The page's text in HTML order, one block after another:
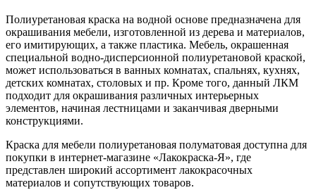
Полиуретановая краска на водной основе предназначена для
окрашивания мебели, изготовленной из дерева и материалов,
его имитирующих, а также пластика. Мебель, окрашенная
специальной водно-дисперсионной полиуретановой краской,
может использоваться в ванных комнатах, спальнях, кухнях,
детских комнатах, столовых и пр. Кроме того, данный ЛКМ
подходит для окрашивания различных интерьерных
элементов, начиная лестницами и заканчивая дверными
конструкциями.
Краска для мебели полиуретановая полуматовая доступна для
покупки в интернет-магазине «Лакокраска-Я», где
представлен широкий ассортимент лакокрасочных
материалов и сопутствующих товаров.